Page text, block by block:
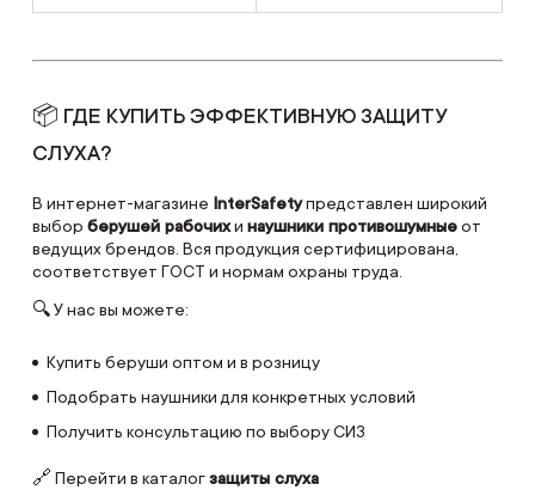
📦 ГДЕ КУПИТЬ ЭФФЕКТИВНУЮ ЗАЩИТУ
СЛУХА?
В интернет-магазине InterSafetyпредставлен широкий
выбор берушей рабочихи наушники противошумныеот
ведущих брендов. Вся продукция сертифицирована,
соответствует ГОСТ и нормам охраны труда.
🔍 У нас вы можете:
Купить беруши оптом и в розницу
Подобрать наушники для конкретных условий
Получить консультацию по выбору СИЗ
🔗 Перейти в каталогзащиты слуха